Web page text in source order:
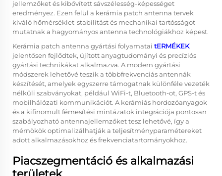
jellemzőket és kibővített sávszélesség-képességet
eredményez. Ezen felül a kerámia patch antenna tervek
kiváló hőmérséklet-stabilitást és mechanikai tartósságot
mutatnak a hagyományos antenna technológiákhoz képest.
Kerámia patch antenna gyártási folyamatai tERMÉKEK
jelentősen fejlődtek, újított anyagtudományi és precíziós
gyártási technikákat alkalmazva. A modern gyártási
módszerek lehetővé teszik a többfrekvenciás antennák
készítését, amelyek egyszerre támogatnak különféle vezeték
nélküli szabványokat, például WiFi-t, Bluetooth-ot, GPS-t és
mobilhálózati kommunikációt. A kerámiás hordozóanyagok
és a kifinomult fémesítési mintázatok integrációja pontosan
szabályozható antennajellemzőket tesz lehetővé, így a
mérnökök optimalizálhatják a teljesítményparamétereket
adott alkalmazásokhoz és frekvenciatartományokhoz.
Piacszegmentáció és alkalmazási